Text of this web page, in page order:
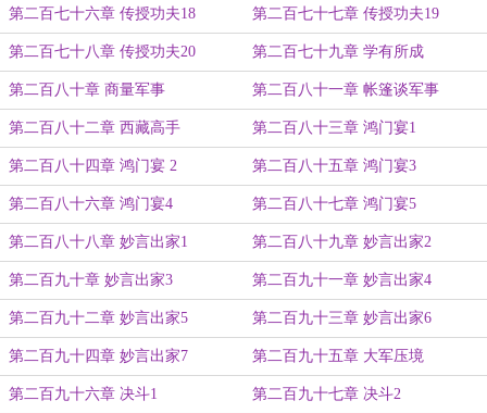
第二百七十六章 传授功夫18 第二百七十七章 传授功夫19
第二百七十八章 传授功夫20 第二百七十九章 学有所成
第二百八十章 商量军事 第二百八十一章 帐篷谈军事
第二百八十二章 西藏高手 第二百八十三章 鸿门宴1
第二百八十四章 鸿门宴 2 第二百八十五章 鸿门宴3
第二百八十六章 鸿门宴4 第二百八十七章 鸿门宴5
第二百八十八章 妙言出家1 第二百八十九章 妙言出家2
第二百九十章 妙言出家3 第二百九十一章 妙言出家4
第二百九十二章 妙言出家5 第二百九十三章 妙言出家6
第二百九十四章 妙言出家7 第二百九十五章 大军压境
第二百九十六章 决斗1 第二百九十七章 决斗2